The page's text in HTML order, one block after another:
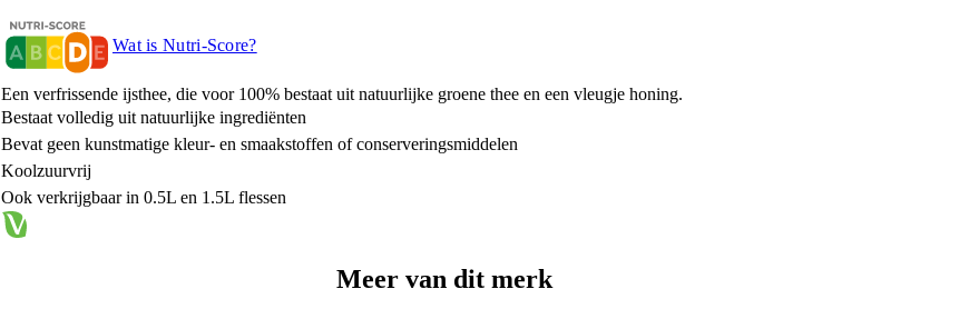
Wat is Nutri-Score?
Een verfrissende ijsthee, die voor 100% bestaat uit natuurlijke groene thee en een vleugje honing.
Bestaat volledig uit natuurlijke ingrediënten
Bevat geen kunstmatige kleur- en smaakstoffen of conserveringsmiddelen
Koolzuurvrij
Ook verkrijgbaar in 0.5L en 1.5L flessen
Meer van dit merk